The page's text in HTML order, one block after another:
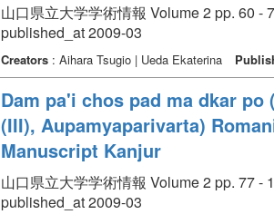
山口県立大学学術情報 Volume 2 pp. 60 -
published_at 2009-03
Creators: Aihara Tsugio | Ueda Ekaterina
Dam pa'i chos pad ma dkar
(III), Aupamyaparivarta)
Manuscript Kanjur
山口県立大学学術情報 Volume 2 pp. 77 -
published_at 2009-03